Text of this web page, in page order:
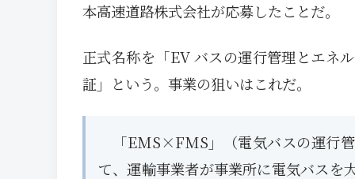
本高速道路株式会社が応募したことだ。
正式名称を「EV バスの運行管理とエネ
証」という。事業の狙いはこれだ。
「EMS×FMS」（電気バスの運行管
て、運輸事業者が事業所に電気バスを